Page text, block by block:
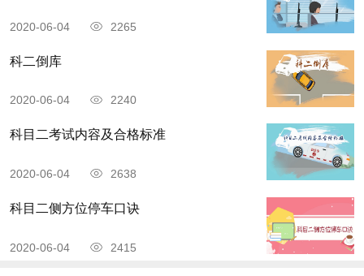
2020-06-04 2265
科二倒库
2020-06-04 2240
科目二考试内容及合格标准
2020-06-04 2638
科目二侧方位停车口诀
2020-06-04 2415